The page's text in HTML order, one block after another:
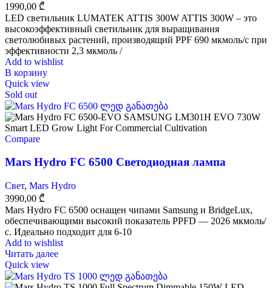
1990,00 ₾
LED светильник LUMATEK ATTIS 300W ATTIS 300W – это
высокоэффективный светильник для выращивания
светолюбивых растений, производящий PPF 690 мкмоль/с при
эффективности 2,3 мкмоль /
Add to wishlist
В корзину
Quick view
Sold out
Compare
Mars Hydro FC 6500 Светодиодная лампа
Свет, Mars Hydro
3990,00 ₾
Mars Hydro FC 6500 оснащен чипами Samsung и BridgeLux,
обеспечивающими высокий показатель PPFD — 2026 мкмоль/
с. Идеально подходит для 6-10
Add to wishlist
Читать далее
Quick view